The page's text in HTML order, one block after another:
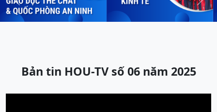
Previous Next
Bản tin HOU-TV số 06 năm 2025